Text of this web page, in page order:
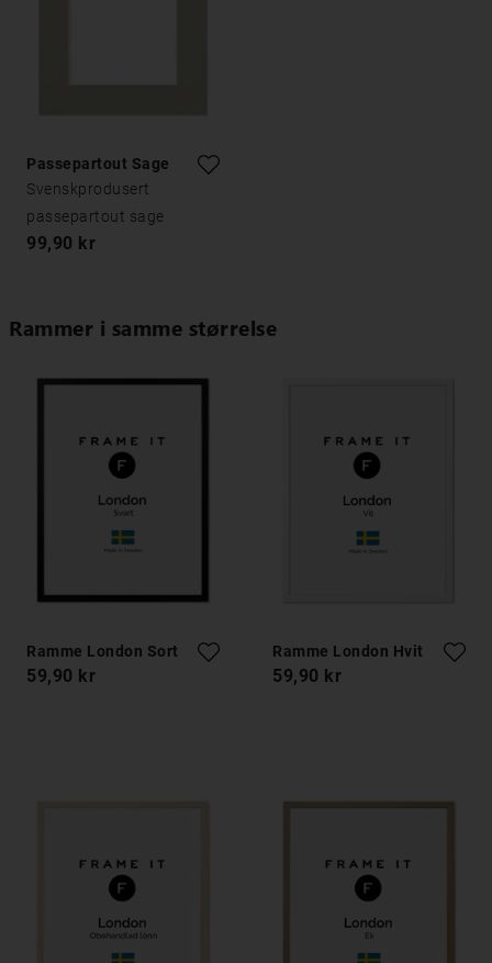
Passepartout Sage
Svenskprodusert
passepartout sage
99,90 kr
Rammer i samme størrelse
Ramme London Sort
59,90 kr
Ramme London Hvit
59,90 kr